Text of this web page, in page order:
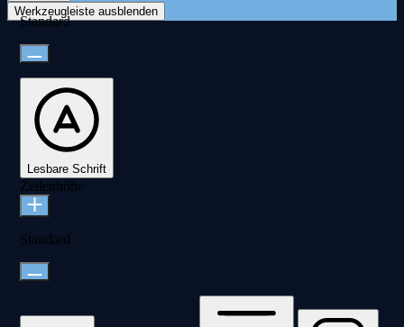
Werkzeugleiste ausblenden
Standard
Lesbare Schrift
Zeilenhöhe
Standard